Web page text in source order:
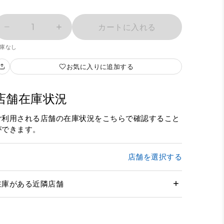
1 カートに入れる
なし
お気に入りに追加する
舗在庫状況
利用される店舗の在庫状況をこちらで確認すること
きます。
店舗を選択する
庫がある近隣店舗